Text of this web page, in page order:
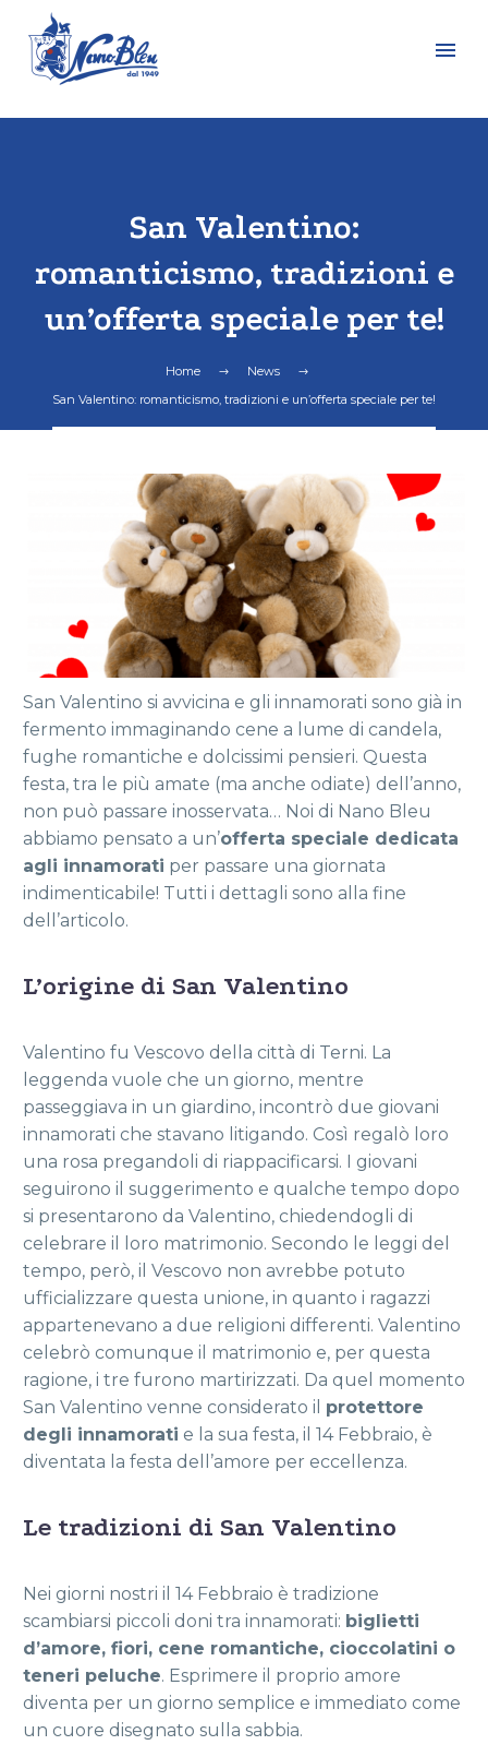
San Valentino:
romanticismo, tradizioni e
un’offerta speciale per te!
Home
News
San Valentino: romanticismo, tradizioni e un’offerta speciale per te!
San Valentino si avvicina e gli innamorati sono già in
fermento immaginando cene a lume di candela,
fughe romantiche e dolcissimi pensieri. Questa
festa, tra le più amate (ma anche odiate) dell’anno,
non può passare inosservata… Noi di Nano Bleu
abbiamo pensato a un’offerta speciale dedicata
agli innamorati per passare una giornata
indimenticabile! Tutti i dettagli sono alla fine
dell’articolo.
L’origine di San Valentino
Valentino fu Vescovo della città di Terni. La
leggenda vuole che un giorno, mentre
passeggiava in un giardino, incontrò due giovani
innamorati che stavano litigando. Così regalò loro
una rosa pregandoli di riappacificarsi. I giovani
seguirono il suggerimento e qualche tempo dopo
si presentarono da Valentino, chiedendogli di
celebrare il loro matrimonio. Secondo le leggi del
tempo, però, il Vescovo non avrebbe potuto
ufficializzare questa unione, in quanto i ragazzi
appartenevano a due religioni differenti. Valentino
celebrò comunque il matrimonio e, per questa
ragione, i tre furono martirizzati. Da quel momento
San Valentino venne considerato il protettore
degli innamorati e la sua festa, il 14 Febbraio, è
diventata la festa dell’amore per eccellenza.
Le tradizioni di San Valentino
Nei giorni nostri il 14 Febbraio è tradizione
scambiarsi piccoli doni tra innamorati: biglietti
d’amore, fiori, cene romantiche, cioccolatini o
teneri peluche. Esprimere il proprio amore
diventa per un giorno semplice e immediato come
un cuore disegnato sulla sabbia.